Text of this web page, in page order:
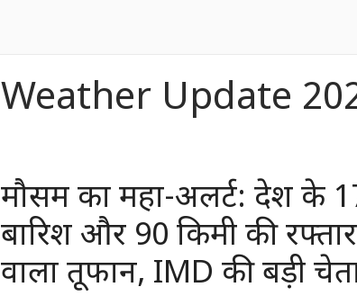
Weather Update
मौसम का महा-अलर्ट: देश के
बारिश और 90 किमी की
वाला तूफान, IMD की बड़ी